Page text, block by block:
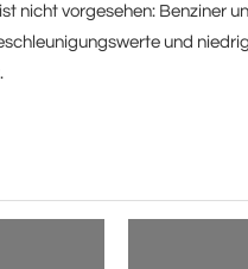
nicht vorgesehen: Benziner
und